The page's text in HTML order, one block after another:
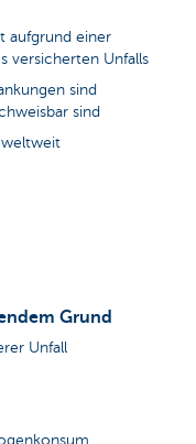
aufgrund einer
versicherten Unfalls
sind
sind
weltweit
Grund
Unfall